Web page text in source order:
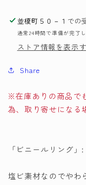
約
120
個
【KY】
ッ
ト
グ
数
約
120
個
ッ
ト
グ
数
並榎町５０－１ での
通常24時間で準備が完了
ストア情報を表示
Share
※在庫ありの商品で
為、取り寄せになる
「ビニールリング」:
塩ビ素材なのでやわ